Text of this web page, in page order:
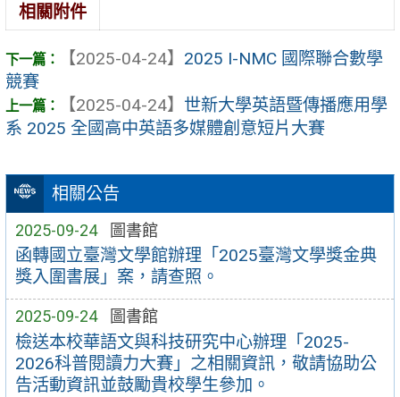
相關公告
2025-09-24 圖書館
函轉國立臺灣文學館辦理「2025臺灣文學獎金典
獎入圍書展」案，請查照。
2025-09-24 圖書館
檢送本校華語文與科技研究中心辦理「2025-
2026科普閱讀力大賽」之相關資訊，敬請協助公
告活動資訊並鼓勵貴校學生參加。
相關附件
【2025-04-24】 2025 I-NMC 國際聯合數學
競賽
【2025-04-24】 世新大學英語暨傳播應用學
系 2025 全國高中英語多媒體創意短片大賽